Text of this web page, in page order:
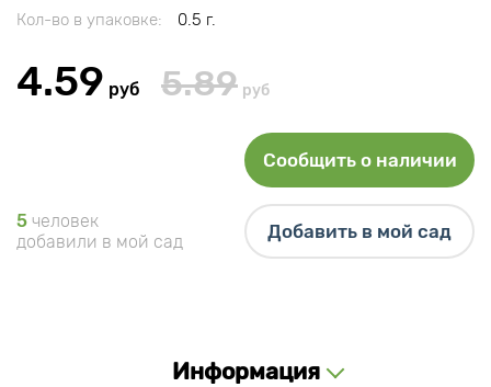
Кол-во в упаковке:
0.5 г.
4.59 руб 5.89 руб
Сообщить о наличии
5 человек
добавили в мой сад
Добавить в мой сад
Информация